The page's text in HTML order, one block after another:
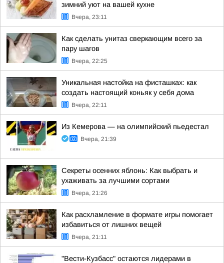
зимний уют на вашей кухне
Вчера, 23:11
Как сделать унитаз сверкающим всего за
пару шагов
Вчера, 22:25
Уникальная настойка на фисташках: как
создать настоящий коньяк у себя дома
Вчера, 22:11
Из Кемерова — на олимпийский пьедестал
Вчера, 21:39
Секреты осенних яблонь: Как выбрать и
ухаживать за лучшими сортами
Вчера, 21:26
Как расхламление в формате игры помогает
избавиться от лишних вещей
Вчера, 21:11
"Вести-Кузбасс" остаются лидерами в